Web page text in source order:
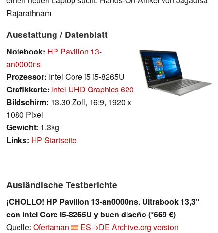
Rajarathnam
Ausstattung / Datenblatt
Notebook: HP Pavilion 13-
an0000ns
Prozessor: Intel Core i5 i5-8265U
Grafikkarte: Intel UHD Graphics 620
Bildschirm: 13.30 Zoll, 16:9, 1920 x
1080 Pixel
Gewicht: 1.3kg
Links: HP Startseite
Ausländische Testberichte
¡CHOLLO! HP Pavilion 13-an0000ns. Ultrabook 13,3"
con Intel Core i5-8265U y buen diseño (*669 €)
Quelle: Ofertaman ES→DE Archive.org version